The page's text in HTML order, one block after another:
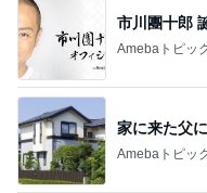
市川團十郎
Amebaトピッ
家に来た父
Amebaトピッ